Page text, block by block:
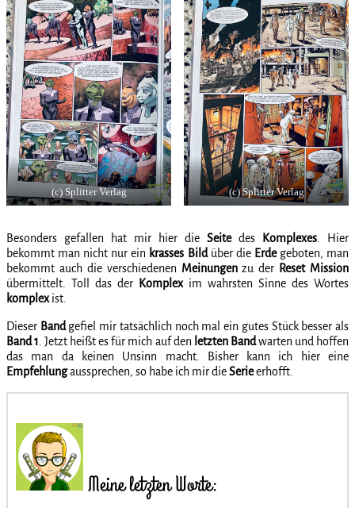
(c) Splitter Verlag (c) Splitter Verlag
Besonders gefallen hat mir hier die Seitedes Komplexes . Hier
bekommt man nicht nur ein krasses Bildüber die Erdegeboten, man
bekommt auch die verschiedenen Meinungenzu der Reset Mission
übermittelt. Toll das der
Komplexim wahrsten Sinne des Wortes
komplexist.
Dieser Bandgefiel mir tatsächlich noch mal ein gutes Stück besser als
Band 1 . Jetzt heißt es für mich auf den letzten Bandwarten und hoffen
das man da keinen Unsinn macht. Bisher kann ich hier eine
Empfehlungaussprechen, so habe ich mir dieSerieerhofft.
Meine letzten Worte: